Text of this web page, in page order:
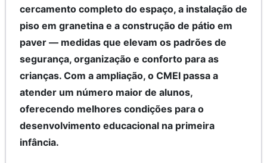
cercamento completo do espaço, a instalação de
piso em granetina e a construção de pátio em
paver — medidas que elevam os padrões de
segurança, organização e conforto para as
crianças. Com a ampliação, o CMEI passa a
atender um número maior de alunos,
oferecendo melhores condições para o
desenvolvimento educacional na primeira
infância.